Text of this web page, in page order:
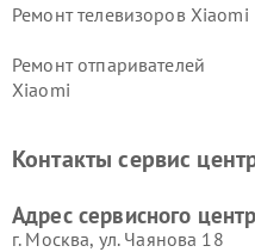
Ремонт телевизоров Xiaomi
Ремонт отпаривателей
Xiaomi
Ремонт стиральных машин
Контакты сервис
Адрес сервисного
г. Москва, ул. Чаянова 18